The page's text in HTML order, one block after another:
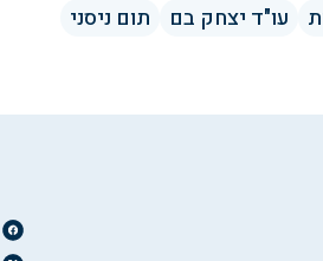
עו"ד יצחק בם
תום ניסני